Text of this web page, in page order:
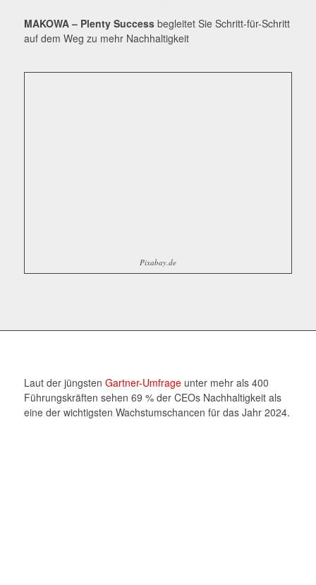
MAKOWA – Plenty Successbegleitet Sie Schritt-für-Schritt
auf dem Weg zu mehr Nachhaltigkeit
Pixabay.de
Laut der jüngsten Gartner-Umfrageunter mehr als 400
Führungskräften sehen 69 % der CEOs Nachhaltigkeit als
eine der wichtigsten Wachstumschancen für das Jahr 2024.